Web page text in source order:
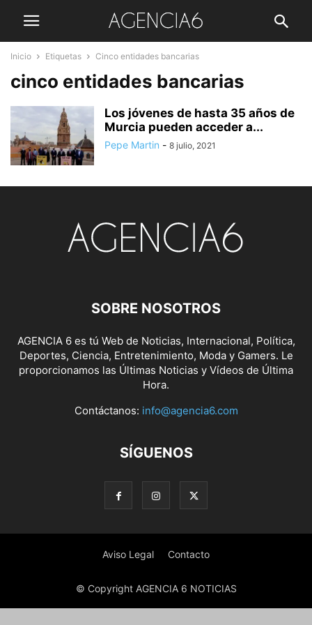
Inicio Etiquetas Cinco entidades bancarias
cinco entidades bancarias
Los jóvenes de hasta 35 años de
Murcia pueden acceder a...
Pepe Martin - 8 julio, 2021
SOBRE NOSOTROS
AGENCIA 6 es tú Web de Noticias, Internacional, Política,
Deportes, Ciencia, Entretenimiento, Moda y Gamers. Le
proporcionamos las Últimas Noticias y Vídeos de Última
Hora.
Contáctanos: info@agencia6.com
SÍGUENOS
Aviso Legal Contacto
© Copyright AGENCIA 6 NOTICIAS